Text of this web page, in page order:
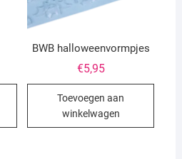
BWB halloweenvormpjes
€5,95
Toevoegen aan
winkelwagen